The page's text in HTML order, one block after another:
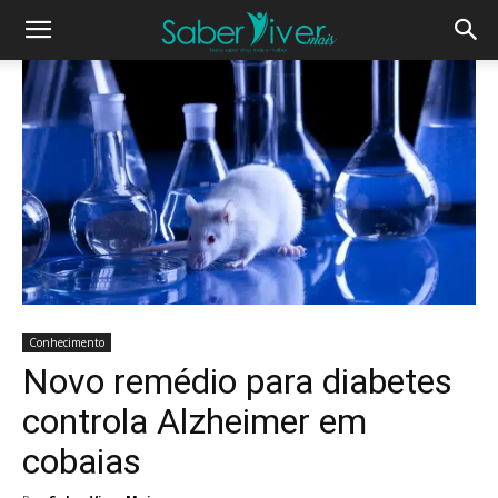
Conhecimento
Novo remédio para diabetes
controla Alzheimer em
cobaias